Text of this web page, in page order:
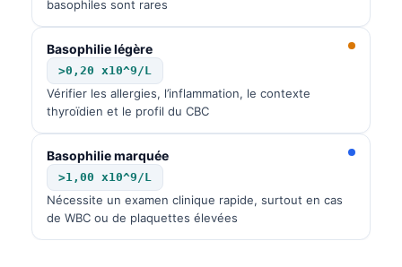
basophiles sont rares
Basophilie légère
>0,20 x10^9/L
Vérifier les allergies, l’inflammation, le contexte
thyroïdien et le profil du CBC
Basophilie marquée
>1,00 x10^9/L
Nécessite un examen clinique rapide, surtout en cas
de WBC ou de plaquettes élevées